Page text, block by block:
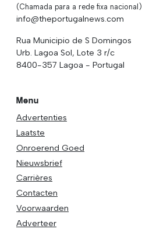
(Chamada para a rede fixa nacional)
info@theportugalnews.com
Rua Municipio de S Domingos
Urb. Lagoa Sol, Lote 3 r/c
8400-357 Lagoa - Portugal
Menu
Advertenties
Laatste
Onroerend Goed
Nieuwsbrief
Carrières
Contacten
Voorwaarden
Adverteer